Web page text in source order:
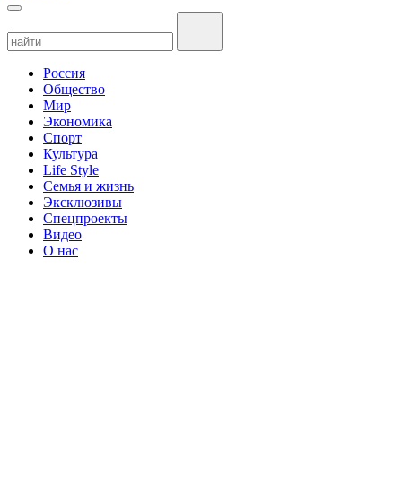
Россия
Общество
Мир
Экономика
Спорт
Культура
Life Style
Семья и жизнь
Эксклюзивы
Спецпроекты
Видео
О нас